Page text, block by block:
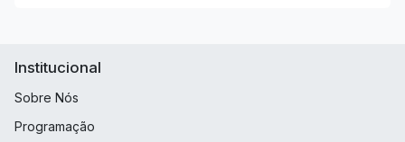
Institucional
Sobre Nós
Programação